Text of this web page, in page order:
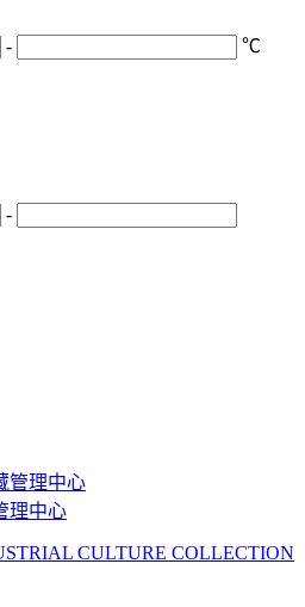
-
℃
-
理中心
CULTURE COLLECTION